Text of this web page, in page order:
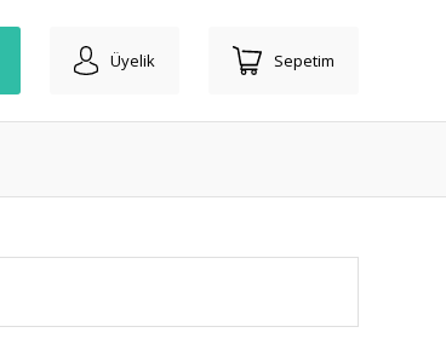
Üyelik Sepetim